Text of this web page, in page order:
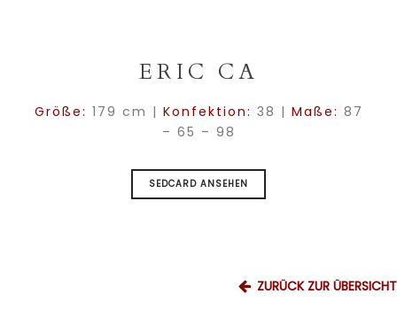
ERIC CA
Größe: 179 cm | Konfektion: 38 | Maße: 87
– 65 – 98
SEDCARD ANSEHEN
ZURÜCK ZUR ÜBERSICHT